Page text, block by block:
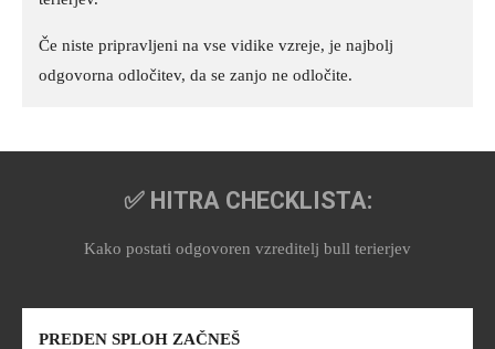
Če niste pripravljeni na vse vidike vzreje, je najbolj
odgovorna odločitev, da se zanjo ne odločite.
✅ HITRA CHECKLISTA:
Kako postati odgovoren vzreditelj bull terierjev
PREDEN SPLOH ZAČNEŠ